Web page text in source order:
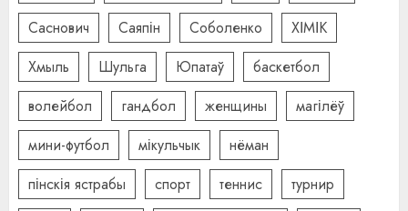
Саснович
Саяпін Соболенко
ХІМІК
Хмыль
Шульга Юпатаў
баскетбол
волейбол
гандбол женщины
магілёў
мини-футбол
мікульчык
нёман
пінскія ястрабы
спорт теннис
турнир